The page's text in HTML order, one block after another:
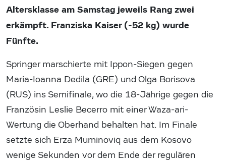
Altersklasse am Samstag jeweils Rang zwei
erkämpft. Franziska Kaiser (-52 kg) wurde
Fünfte.
Springer marschierte mit Ippon-Siegen gegen
Maria-Ioanna Dedila (GRE) und Olga Borisova
(RUS) ins Semifinale, wo die 18-Jährige gegen die
Französin Leslie Becerro mit einer Waza-ari-
Wertung die Oberhand behalten hat. Im Finale
setzte sich Erza Muminoviq aus dem Kosovo
wenige Sekunden vor dem Ende der regulären